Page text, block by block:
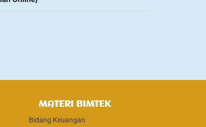
MATERI BIMTEK
Bidang Keuangan